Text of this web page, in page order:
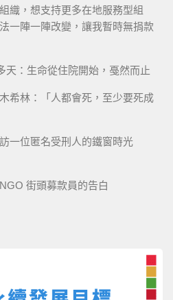
織，想支持更多在地服務型組
一陣一陣改變，讓我暫時無捐款
天：生命從住院開始，戞然而止
希林：「人都會死，至少要死成
一位匿名受刑人的鐵窗時光
街頭募款員的告白